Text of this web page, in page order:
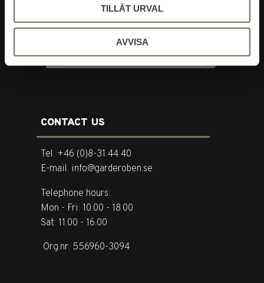
TILLÅT URVAL
AVVISA
CONTACT US
Tel. +46 (0)8-31 44 40
E-mail. info@garderoben.se
Telephone hours:
Mon - Fri: 10.00 - 18.00
Sat: 11.00 - 16.00
Org.nr: 556960-3094